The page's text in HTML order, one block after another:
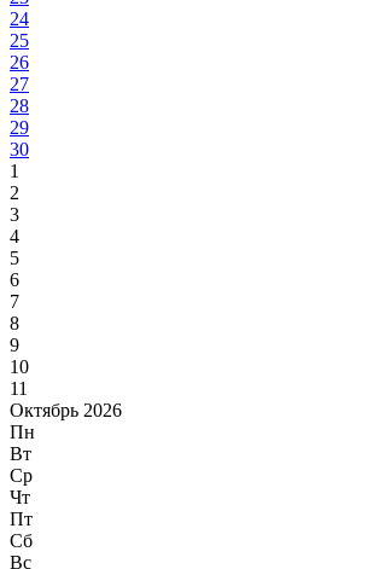
24
25
26
27
28
29
30
1
2
3
4
5
6
7
8
9
10
11
Октябрь 2026
Пн
Вт
Ср
Чт
Пт
Сб
Вс